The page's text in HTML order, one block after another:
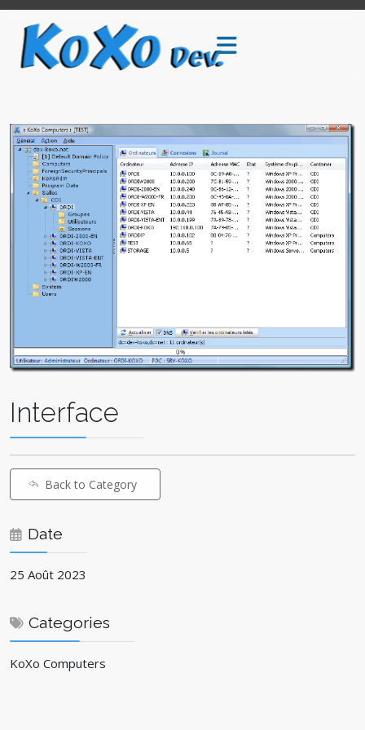
Interface
Back to Category
Date
25 Août 2023
Categories
KoXo Computers